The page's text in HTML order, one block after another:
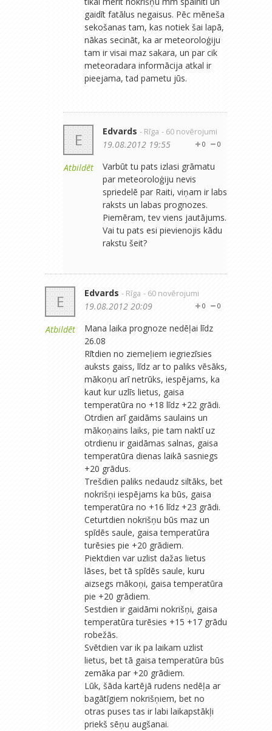
gaidīt fatālus negaisus. Pēc mēneša
sekošanas tam, kas notiek šai lapā,
nākas secināt, ka ar meteoroloģiju
tam ir visai maz sakara, un par cik
meteoradara informācija atkal ir
pieejama, tad pametu jūs.
E
Atbildēt
Edvards - Rīga - 60 novērojumi
0
0
19.08.2012 19:55
Varbūt tu pats izlasi grāmatu
par meteoroloģiju nevis
spriedelē par Raiti, viņam ir labs
raksts un labas prognozes.
Piemēram, tev viens jautājums.
Vai tu pats esi pievienojis kādu
rakstu šeit?
E
Atbildēt
Edvards - Rīga - 60 novērojumi
0
0
19.08.2012 20:09
Mana laika prognoze nedēļai līdz
26.08
Rītdien no ziemeļiem iegriezīsies
auksts gaiss, līdz ar to paliks vēsāks,
mākoņu arī netrūks, iespējams, ka
kaut kur uzlīs lietus, gaisa
temperatūra no +18 līdz +22 grādi.
Otrdien arī gaidāms saulains un
mākoņains laiks, pie tam naktī uz
otrdienu ir gaidāmas salnas, gaisa
temperatūra dienas laikā sasniegs
+20 grādus.
Trešdien paliks nedaudz siltāks, bet
nokrišņi iespējams ka būs, gaisa
temperatūra no +16 līdz +23 grādi.
Ceturtdien nokrišņu būs maz un
spīdēs saule, gaisa temperatūra
turēsies pie +20 grādiem.
Piektdien var uzlist dažas lietus
lāses, bet tā spīdēs saule, kuru
aizsegs mākoņi, gaisa temperatūra
pie +20 grādiem.
Sestdien ir gaidāmi nokrišņi, gaisa
temperatūra turēsies +15 +17 grādu
robežās.
Svētdien var ik pa laikam uzlist
lietus, bet tā gaisa temperatūra būs
zemāka par +20 grādiem.
Lūk, šāda kartējā rudens nedēļa ar
bagātīgiem nokrišņiem, bet no
otras puses tas ir labi laikapstākļi
priekš sēņu augšanai.